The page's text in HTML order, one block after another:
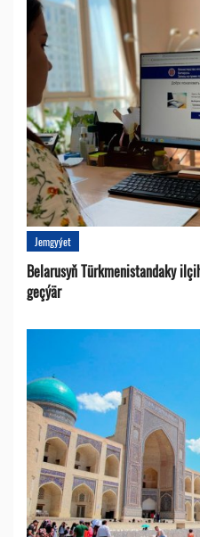
Jemgyýet
Belarusyň Türkmenistandaky
geçýär